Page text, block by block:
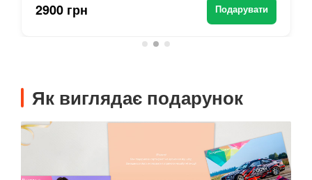
2900 грн
Подарувати
Як виглядає подарунок